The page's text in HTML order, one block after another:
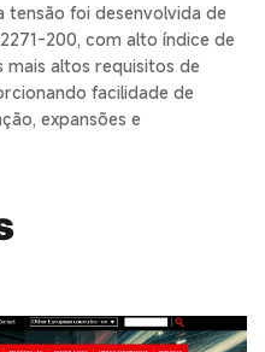
tensão foi desenvolvida de
200, com alto índice de
altos requisitos de
facilidade de
expansões e